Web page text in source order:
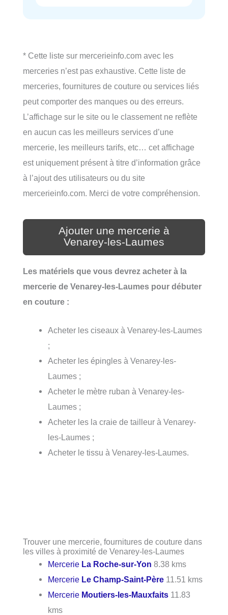
* Cette liste sur mercerieinfo.com avec les
merceries n’est pas exhaustive. Cette liste de
merceries, fournitures de couture ou services liés
peut comporter des manques ou des erreurs.
L’affichage sur le site ou le classement ne reflète
en aucun cas les meilleurs services d’une
mercerie, les meilleurs tarifs, etc… cet affichage
est uniquement présent à titre d’information grâce
à l’ajout des utilisateurs ou du site
mercerieinfo.com. Merci de votre compréhension.
Ajouter une mercerie à
Venarey-les-Laumes
Les matériels que vous devrez acheter à la
mercerie de Venarey-les-Laumes pour débuter
en couture :
Acheter les ciseaux à Venarey-les-Laumes
;
Acheter les épingles à Venarey-les-
Laumes ;
Acheter le mètre ruban à Venarey-les-
Laumes ;
Acheter les la craie de tailleur à Venarey-
les-Laumes ;
Acheter le tissu à Venarey-les-Laumes.
Trouver une mercerie, fournitures de couture dans
les villes à proximité de Venarey-les-Laumes
Mercerie La Roche-sur-Yon 8.38 kms
Mercerie Le Champ-Saint-Père 11.51 kms
Mercerie Moutiers-les-Mauxfaits 11.83
kms